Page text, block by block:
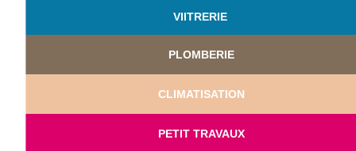
VIITRERIE
PLOMBERIE
CLIMATISATION
PETIT TRAVAUX